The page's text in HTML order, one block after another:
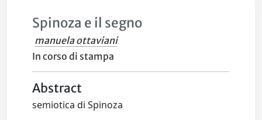
Spinoza e il segno
manuela ottaviani
In corso di stampa
Abstract
semiotica di Spinoza